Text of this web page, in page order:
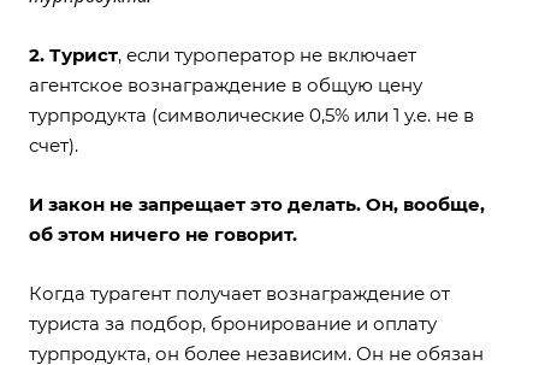
2. Турист, если туроператор не включает
агентское вознаграждение в общую цену
турпродукта (символические 0,5% или 1 у.е. не в
счет).
И закон не запрещает это делать. Он, вообще,
об этом ничего не говорит.
Когда турагент получает вознаграждение от
туриста за подбор, бронирование и оплату
турпродукта, он более независим. Он не обязан